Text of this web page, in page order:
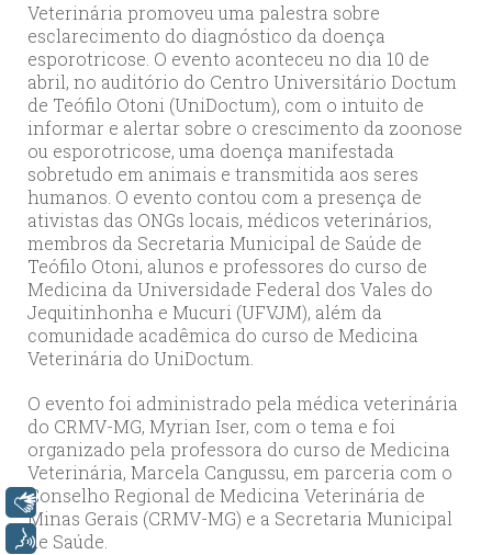
Veterinária promoveu uma palestra sobre
esclarecimento do diagnóstico da doença
esporotricose. O evento aconteceu no dia 10 de
abril, no auditório do Centro Universitário Doctum
de Teófilo Otoni (UniDoctum), com o intuito de
informar e alertar sobre o crescimento da zoonose
ou esporotricose, uma doença manifestada
sobretudo em animais e transmitida aos seres
humanos. O evento contou com a presença de
ativistas das ONGs locais, médicos veterinários,
membros da Secretaria Municipal de Saúde de
Teófilo Otoni, alunos e professores do curso de
Medicina da Universidade Federal dos Vales do
Jequitinhonha e Mucuri (UFVJM), além da
comunidade acadêmica do curso de Medicina
Veterinária do UniDoctum.
O evento foi administrado pela médica veterinária
do CRMV-MG, Myrian Iser, com o tema e foi
organizado pela professora do curso de Medicina
Veterinária, Marcela Cangussu, em parceria com o
Conselho Regional de Medicina Veterinária de
Minas Gerais (CRMV-MG) e a Secretaria Municipal
de Saúde.
Libras
Voz